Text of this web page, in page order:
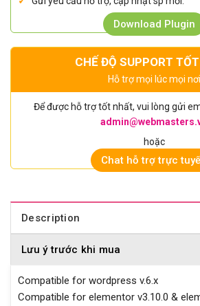
Download Plugin
CHẾ ĐỘ SUPPORT
Hỗ trợ mọi lúc mọi nơi
Để được hỗ trợ tốt nhất, vui lòng gửi
hoặc
Chat hỗ trợ trực
Description
Lưu ý trước khi mua
Compatible for wordpress v.6.x
Compatible for elementor v3.10.0 &